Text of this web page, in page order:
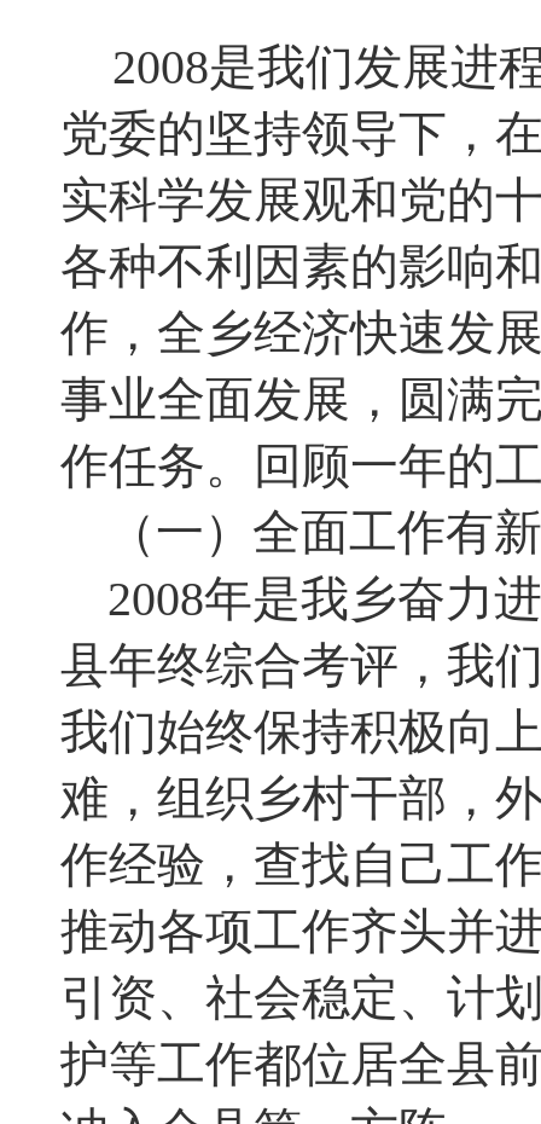
2008是我们发展进
党委的坚持领导下，
实科学发展观和党的
各种不利因素的影响
作，全乡经济快速发
事业全面发展，圆满
作任务。
回顾一年的
（一）全面工作有
2008年是我乡奋力
县年终综合考评 ， 我
我们始终保持积极向
难 ， 组织乡村干部，
作经验，查找自己工
推动各项工作齐头并
引资、社会稳定、计
护等工作都位居全县